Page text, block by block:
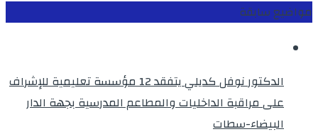
مواضيع سابقة
الدكتور نوفل كديلي يتفقد 12 مؤسسة تعليمية للإشراف
على مراقبة الداخليات والمطاعم المدرسية بجهة الدار
البيضاء-سطات